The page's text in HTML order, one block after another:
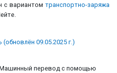
с вариантом транспортно-заряжа
09.05.2025 г.)
Машинный перевод с помощью